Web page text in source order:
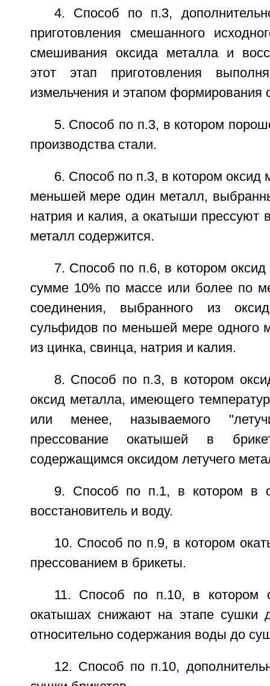
4. Способ по п.3,
приготовления смешанного
смешивания оксида металла и
этот этап приготовления
измельчения и этапом формирования
5. Способ по п.3, в котором
производства стали.
6. Способ по п.3, в котором оксид
меньшей мере один металл,
натрия и калия, а окатыши прессуют
металл содержится.
7. Способ по п.6, в котором
сумме 10% по массе или более по
соединения, выбранного из
сульфидов по меньшей мере одного
из цинка, свинца, натрия и калия.
8. Способ по п.3, в котором
оксид металла, имеющего
или менее, называемого
прессование окатышей в
содержащимся оксидом летучего
9. Способ по п.1, в котором в
восстановитель и воду.
10. Способ по п.9, в котором
прессованием в брикеты.
11. Способ по п.10, в котором
окатышах снижают на этапе сушки
относительно содержания воды до
12. Способ по п.10,